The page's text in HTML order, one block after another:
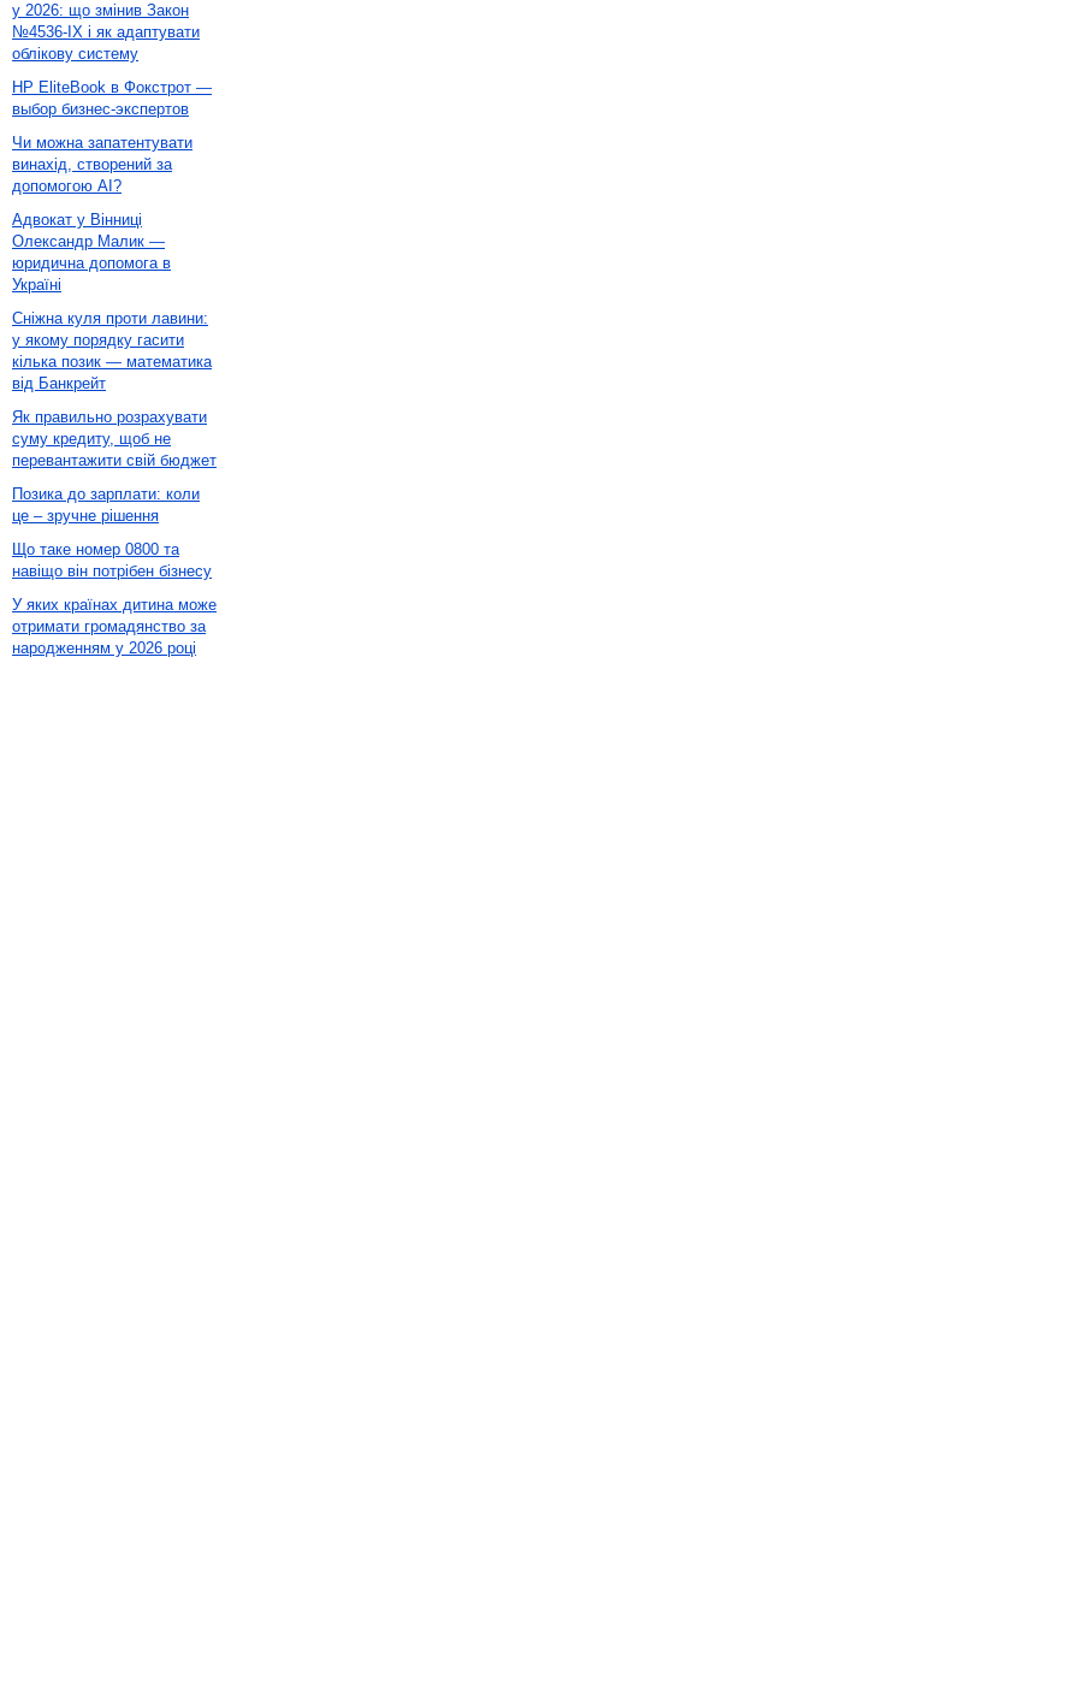
у 2026: що змінив Закон
№4536-IX і як адаптувати
облікову систему
HP EliteBook в Фокстрот —
выбор бизнес-экспертов
Чи можна запатентувати
винахід, створений за
допомогою AI?
Адвокат у Вінниці
Олександр Малик —
юридична допомога в
Україні
Сніжна куля проти лавини:
у якому порядку гасити
кілька позик — математика
від Банкрейт
Як правильно розрахувати
суму кредиту, щоб не
перевантажити свій бюджет
Позика до зарплати: коли
це – зручне рішення
Що таке номер 0800 та
навіщо він потрібен бізнесу
У яких країнах дитина може
отримати громадянство за
народженням у 2026 році